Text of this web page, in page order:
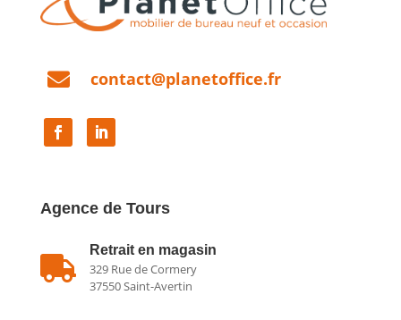
 contact@planetoffice.fr
Agence de Tours

Retrait en magasin
329 Rue de Cormery
37550 Saint-Avertin